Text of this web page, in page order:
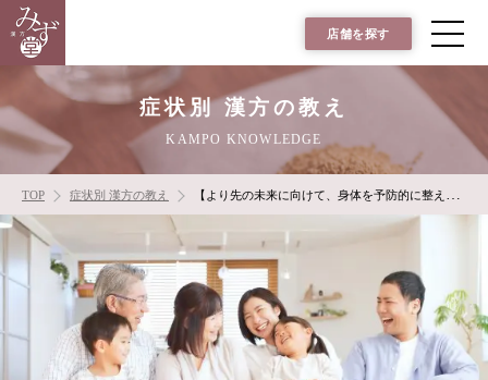
店舗を探す
症状別 漢方の教え
KAMPO KNOWLEDGE
TOP 症状別 漢方の教え 【より先の未来に向けて、身体を予防的に整えていくことができる】